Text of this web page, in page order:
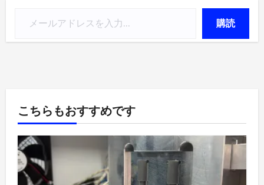
購読
こちらもおすすめです